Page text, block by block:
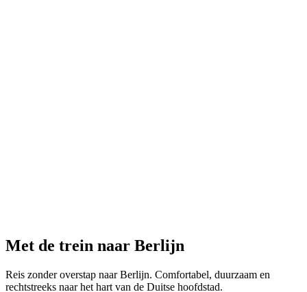
Met de trein naar Berlijn
Reis zonder overstap naar Berlijn. Comfortabel, duurzaam en
rechtstreeks naar het hart van de Duitse hoofdstad.